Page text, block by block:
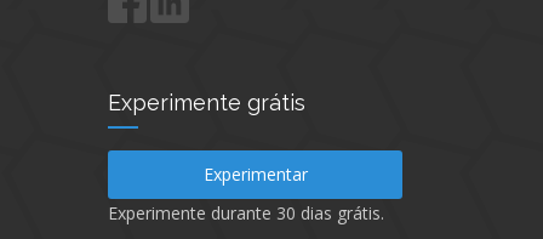
Experimente grátis
Experimentar
Experimente durante 30 dias grátis.